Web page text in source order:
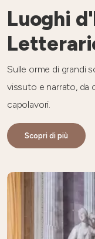
Luoghi
Sulle orme di grandi
vissuto e narrato, da
capolavori.
Scopri di più